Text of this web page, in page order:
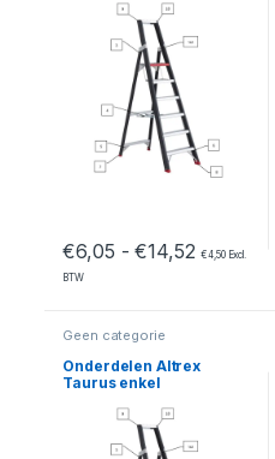
€6,05 - €14,52 €4,50Excl.
BTW
Geen categorie
Onderdelen Altrex
Taurus enkel